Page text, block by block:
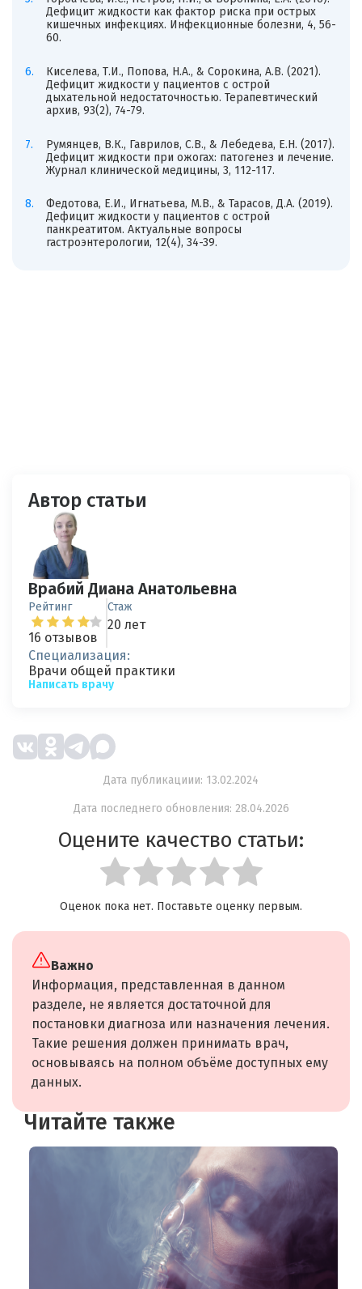
Дефицит жидкости как фактор риска при острых
кишечных инфекциях. Инфекционные болезни, 4, 56-
60.
Киселева, Т.И., Попова, Н.А., & Сорокина, А.В. (2021).
Дефицит жидкости у пациентов с острой
дыхательной недостаточностью. Терапевтический
архив, 93(2), 74-79.
Румянцев, В.К., Гаврилов, С.В., & Лебедева, Е.Н. (2017).
Дефицит жидкости при ожогах: патогенез и лечение.
Журнал клинической медицины, 3, 112-117.
Федотова, Е.И., Игнатьева, М.В., & Тарасов, Д.А. (2019).
Дефицит жидкости у пациентов с острой
панкреатитом. Актуальные вопросы
гастроэнтерологии, 12(4), 34-39.
Автор статьи
Врабий Диана Анатольевна
Рейтинг
16 отзывов
Стаж
20 лет
Специализация:
Врачи общей практики
Написать врачу
Дата публикациии: 13.02.2024
Дата последнего обновления: 28.04.2026
Оцените качество статьи:
Оценок пока нет. Поставьте оценку первым.
Важно
Информация, представленная в данном
разделе, не является достаточной для
постановки диагноза или назначения лечения.
Такие решения должен принимать врач,
основываясь на полном объёме доступных ему
данных.
Читайте также